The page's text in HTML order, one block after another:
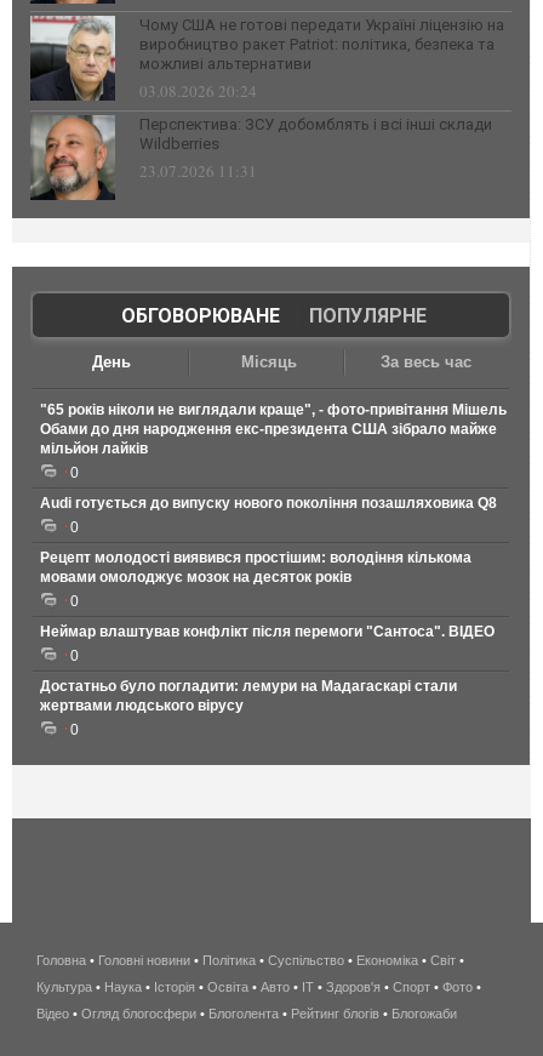
Чому США не готові передати Україні ліцензію на
виробництво ракет Patriot: політика, безпека та
можливі альтернативи
03.08.2026 20:24
Перспектива: ЗСУ добомблять і всі інші склади
Wildberries
23.07.2026 11:31
ОБГОВОРЮВАНЕ| ПОПУЛЯРНЕ
День Місяць За весь час
"65 років ніколи не виглядали краще", - фото-привітання Мішель
Обами до дня народження екс-президента США зібрало майже
мільйон лайків
0
Audi готується до випуску нового покоління позашляховика Q8
0
Рецепт молодості виявився простішим: володіння кількома
мовами омолоджує мозок на десяток років
0
Неймар влаштував конфлікт після перемоги "Сантоса". ВІДЕО
0
Достатньо було погладити: лемури на Мадагаскарі стали
жертвами людського вірусу
0
беспроводной
интернет
киев
Головна • Головні новини • Політика • Суспільство • Економіка • Світ •
Культура • Наука • Історія • Освіта • Авто • IT • Здоров'я • Спорт • Фото •
Відео • Огляд блогосфери • Блоголента • Рейтинг блогів • Блогожаби